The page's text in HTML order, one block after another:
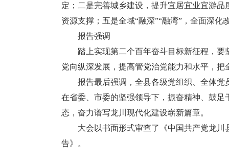
定；二是完善城乡建设，提升宜居宜业宜游
资源支撑；五是全域“融深”“融湾”，全面深
报告强调
踏上实现第二个百年奋斗目标新征程，要
党向纵深发展，提高管党治党能力和水平，
报告最后强调，全县各级党组织、全体党
在省委、市委的坚强领导下，振奋精神、鼓
态，奋力谱写龙川现代化建设崭新篇章。
大会以书面形式审查了《中国共产党龙川
告》。